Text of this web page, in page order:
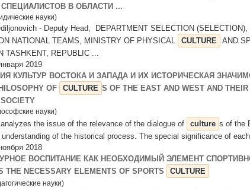
В ОБЛАСТИ ...
науки)
- Deputy Head, DEPARTMENT SELECTION (SELECTION),
NATIONAL TEAMS, MINISTRY OF PHYSICAL
CULTURE AND
TASHKENT, REPUBLIC ...
2019
КУЛЬТУР ВОСТОКА И ЗАПАДА И ИХ ИСТОРИЧЕСКАЯ
OF
CULTURE S OF THE EAST AND WEST AND
науки)
the issue of the relevance of the dialogue of culture s of the
of the historical process. The special significance of
2018
ВОСПИТАНИЕ КАК НЕОБХОДИМЫЙ ЭЛЕМЕНТ
THE NECESSARY ELEMENTS OF SPORTS
CULTURE
науки)